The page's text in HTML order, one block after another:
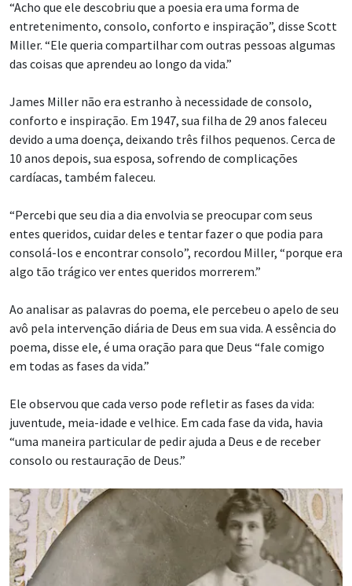
“Acho que ele descobriu que a poesia era uma forma de
entretenimento, consolo, conforto e inspiração”, disse Scott
Miller. “Ele queria compartilhar com outras pessoas algumas
das coisas que aprendeu ao longo da vida.”
James Miller não era estranho à necessidade de consolo,
conforto e inspiração. Em 1947, sua filha de 29 anos faleceu
devido a uma doença, deixando três filhos pequenos. Cerca de
10 anos depois, sua esposa, sofrendo de complicações
cardíacas, também faleceu.
“Percebi que seu dia a dia envolvia se preocupar com seus
entes queridos, cuidar deles e tentar fazer o que podia para
consolá-los e encontrar consolo”, recordou Miller, “porque era
algo tão trágico ver entes queridos morrerem.”
Ao analisar as palavras do poema, ele percebeu o apelo de seu
avô pela intervenção diária de Deus em sua vida. A essência do
poema, disse ele, é uma oração para que Deus “fale comigo
em todas as fases da vida.”
Ele observou que cada verso pode refletir as fases da vida:
juventude, meia-idade e velhice. Em cada fase da vida, havia
“uma maneira particular de pedir ajuda a Deus e de receber
consolo ou restauração de Deus.”